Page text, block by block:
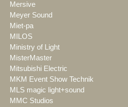
Mersive
Meyer Sound
Miet-pa
MILOS
Ministry of Light
MisterMaster
Mitsubishi Electric
MKM Event Show Technik
MLS magic light+sound
MMC Studios